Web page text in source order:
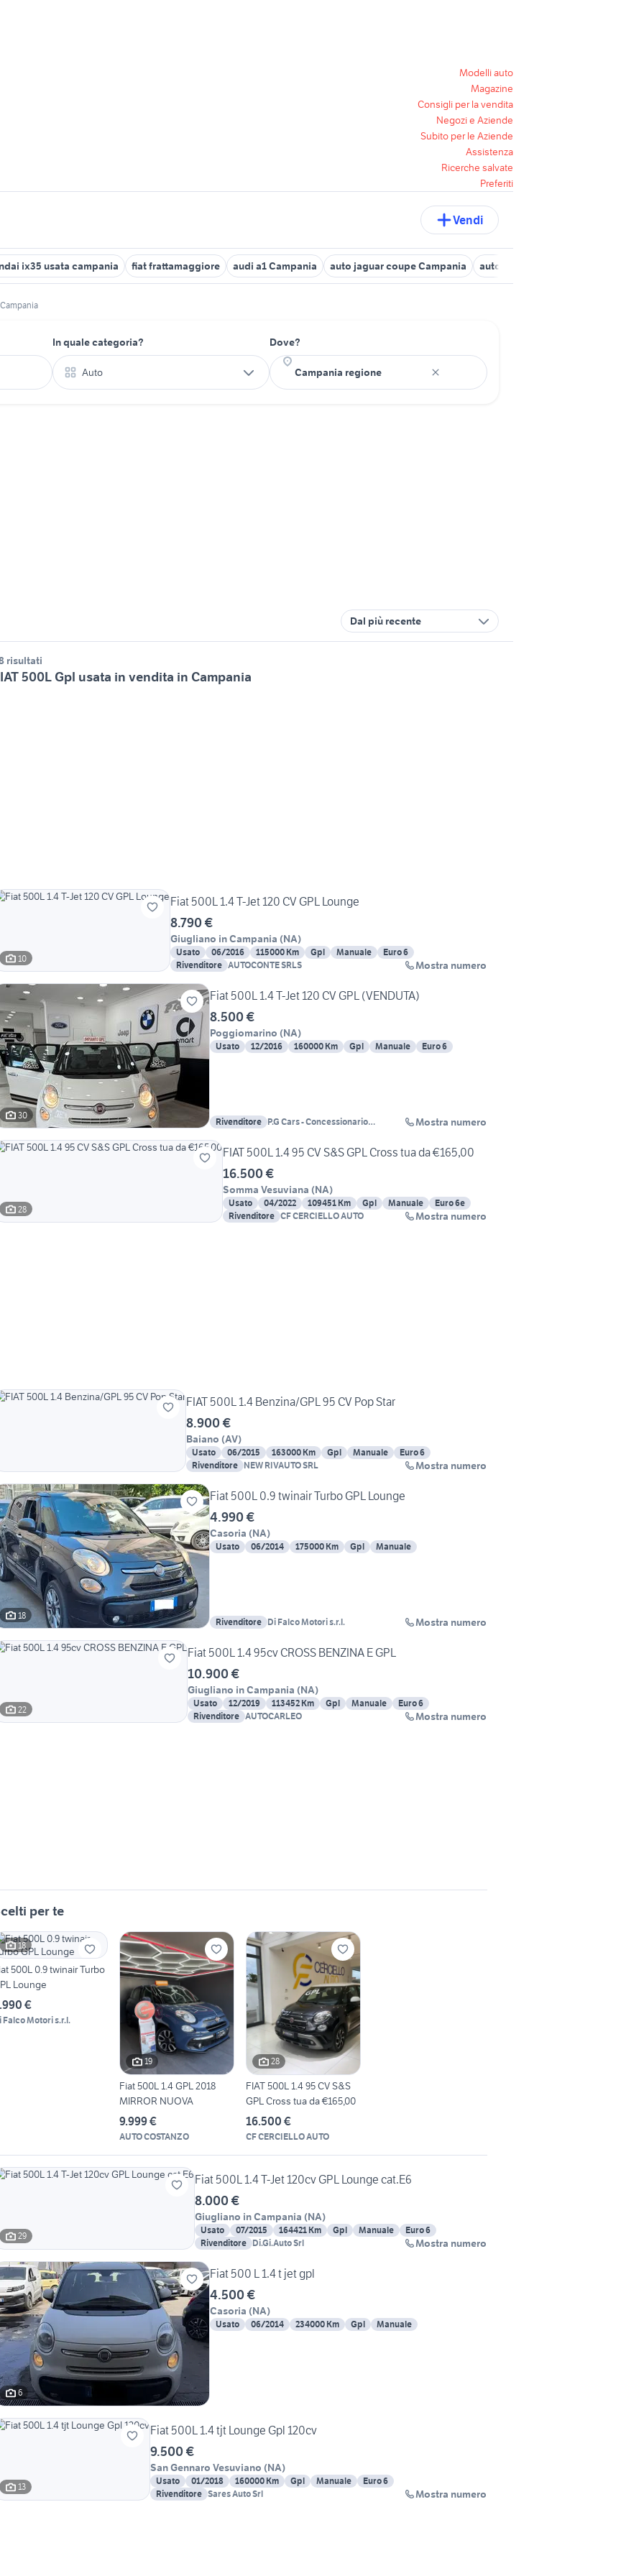
Modelli auto
Magazine
Consigli per la vendita
Negozi e Aziende
Subito per le Aziende
Assistenza
Ricerche salvate
Preferiti
Vendi
ix35 usata campania fiat frattamaggiore audi a1 Campania auto jaguar coupe Campania auto mitsubishi outlander
Campania
In quale categoria?
Auto
Dove?
Dal più recente
risultati
500L Gpl usata in vendita in Campania
10
Fiat 500L 1.4 T-Jet 120 CV GPL Lounge
8.790 €
Giugliano in Campania (NA)
Usato 06/2016 115000 Km Gpl Manuale
Euro 6
Rivenditore AUTOCONTE SRLS Mostra numero
30
Fiat 500L 1.4 T-Jet 120 CV GPL (VENDUTA)
8.500 €
Poggiomarino (NA)
Usato 12/2016 160000 Km Gpl Manuale Euro 6
Rivenditore P.G Cars - Concessionario
Mostra numero
28
FIAT 500L 1.4 95 CV S&S GPL Cross tua da €165,00
16.500 €
Somma Vesuviana (NA)
Usato 04/2022 109451 Km Gpl Manuale
Euro 6e
Rivenditore CF CERCIELLO AUTO Mostra numero
FIAT 500L 1.4 Benzina/GPL 95 CV Pop Star
8.900 €
Baiano (AV)
Usato 06/2015 163000 Km Gpl Manuale
Euro 6
Rivenditore NEW RIVAUTO SRL Mostra numero
18
Fiat 500L 0.9 twinair Turbo GPL Lounge
4.990 €
Casoria (NA)
Usato 06/2014 175000 Km Gpl Manuale
Rivenditore Di Falco Motori s.r.l. Mostra numero
22
Fiat 500L 1.4 95cv CROSS BENZINA E GPL
10.900 €
Giugliano in Campania (NA)
Usato 12/2019 113452 Km Gpl Manuale
Euro 6
Rivenditore AUTOCARLEO Mostra numero
per te
18
500L 0.9 twinair Turbo
Lounge
€
Falco Motori s.r.l.
19
Fiat 500L 1.4 GPL 2018
MIRROR NUOVA
9.999 €
AUTO COSTANZO
28
FIAT 500L 1.4 95 CV S&S
GPL Cross tua da €165,00
16.500 €
CF CERCIELLO AUTO
29
Fiat 500L 1.4 T-Jet 120cv GPL Lounge cat.E6
8.000 €
Giugliano in Campania (NA)
Usato 07/2015 164421 Km Gpl Manuale
Euro 6
Rivenditore Di.Gi.Auto Srl Mostra numero
6
Fiat 500 L 1.4 t jet gpl
4.500 €
Casoria (NA)
Usato 06/2014 234000 Km Gpl Manuale
13
Fiat 500L 1.4 tjt Lounge Gpl 120cv
9.500 €
San Gennaro Vesuviano (NA)
Usato 01/2018 160000 Km Gpl Manuale
Euro 6
Rivenditore Sares Auto Srl Mostra numero